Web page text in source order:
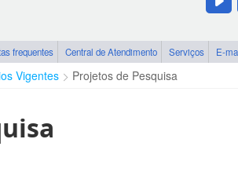
frequentes Central de Atendimento Serviços E-
Vigentes Projetos de Pesquisa